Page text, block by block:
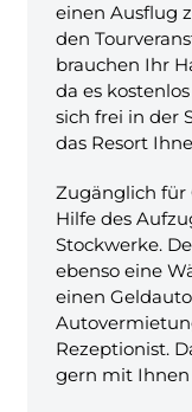
einen Ausflug
den
brauchen Ihr
da es
sich frei in der
das Resort
Zugänglich für
Hilfe des
Stockwerke.
ebenso eine
einen
Rezeptionist.
gern mit Ihnen